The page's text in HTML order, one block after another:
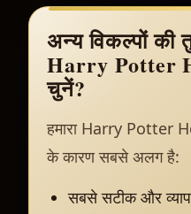
अन्य विकल्पों की
Harry Potter
चुनें?
हमारा Harry Potter
के कारण सबसे अलग है:
सबसे सटीक और